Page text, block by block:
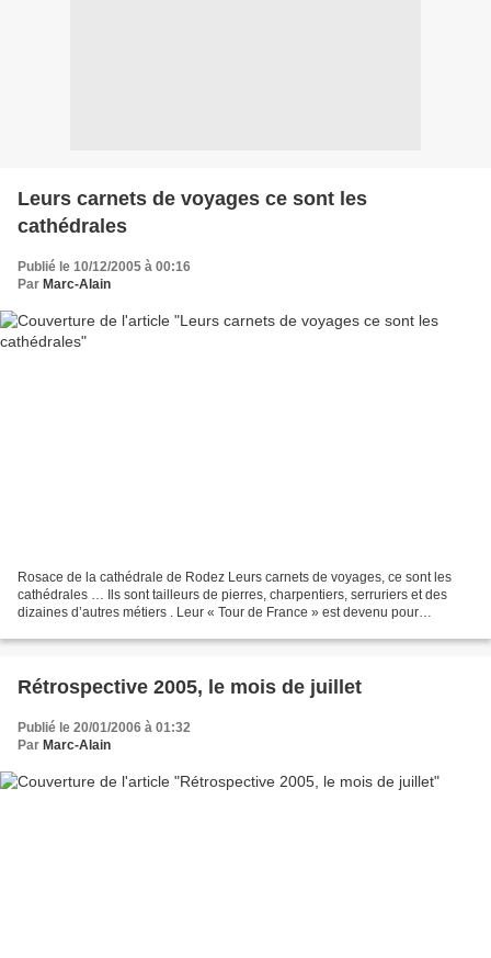
Leurs carnets de voyages ce sont les
cathédrales
Publié le 10/12/2005 à 00:16
Par Marc-Alain
Rosace de la cathédrale de Rodez Leurs carnets de voyages, ce sont les
cathédrales … Ils sont tailleurs de pierres, charpentiers, serruriers et des
dizaines d’autres métiers . Leur « Tour de France » est devenu pour
Rétrospective 2005, le mois de juillet
Publié le 20/01/2006 à 01:32
Par Marc-Alain